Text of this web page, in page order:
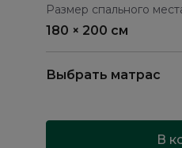
Размер спального
180 × 200 см
Выбрать матрас
В